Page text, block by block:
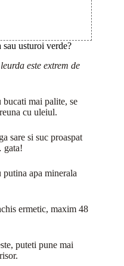
sau usturoi verde?
este extrem de
bucati mai palite, se
cu uleiul.
sare si suc proaspat
gata!
apa minerala
ermetic, maxim 48
puteti pune mai